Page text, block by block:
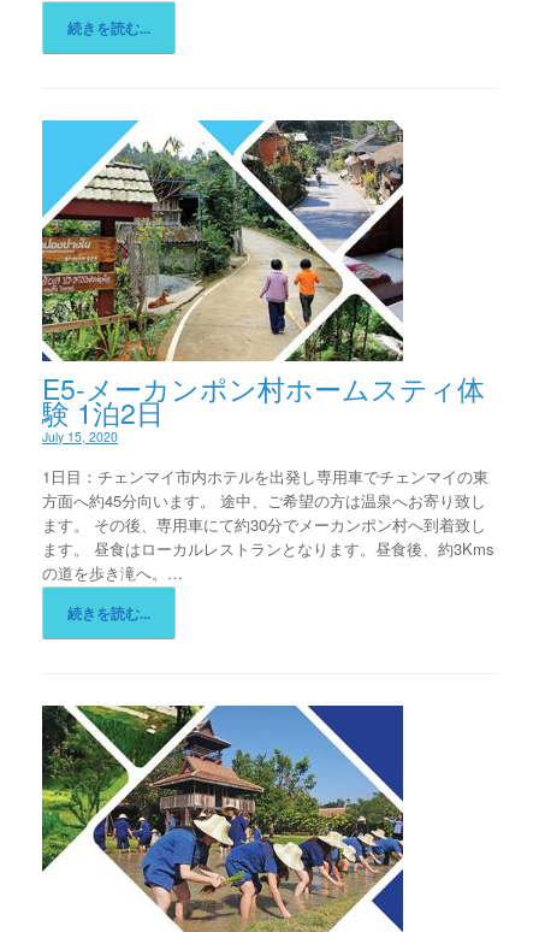
続きを読む...
E5-メーカンポン村ホームスティ体
験 1泊2日
July 15, 2020
1日目：チェンマイ市内ホテルを出発し専用車でチェンマイの東
方面へ約45分向います。 途中、ご希望の方は温泉へお寄り致し
ます。 その後、専用車にて約30分でメーカンポン村へ到着致し
ます。 昼食はローカルレストランとなります。昼食後、約3Kms
の道を歩き滝へ。…
続きを読む...